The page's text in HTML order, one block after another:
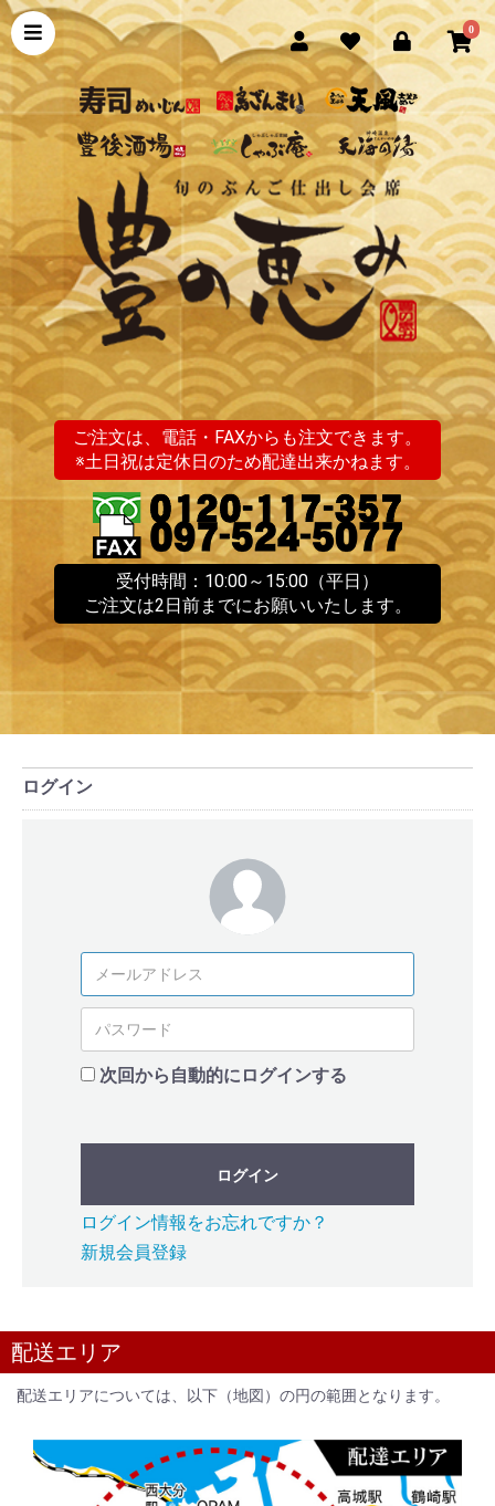
0
ご注文は、電話・FAXからも注文できます。
※土日祝は定休日のため配達出来かねます。
受付時間：10:00～15:00（平日）
ご注文は2日前までにお願いいたします。
ログイン
次回から自動的にログインする
ログイン
ログイン情報をお忘れですか？
新規会員登録
配送エリア
配送エリアについては、以下（地図）の円の範囲となります。